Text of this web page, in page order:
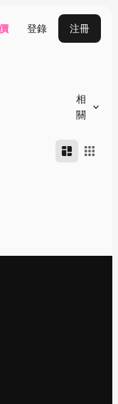
登錄 注冊
相
關